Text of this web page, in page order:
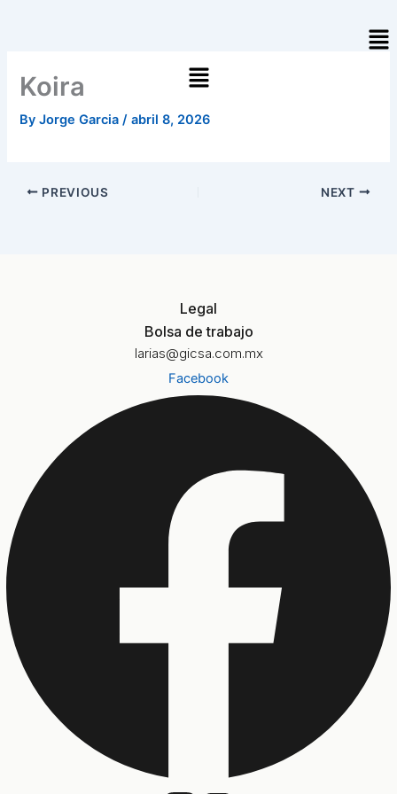
Koira
ByJorge Garcia/abril 8, 2026
PREVIOUS NEXT
Legal
Bolsa de trabajo
larias@gicsa.com.mx
Facebook